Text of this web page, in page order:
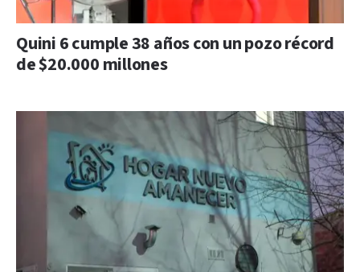
Quini 6 cumple 38 años con un pozo récord
de $20.000 millones